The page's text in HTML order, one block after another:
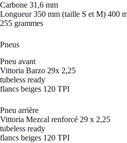
Carbone 31,6 mm
Longueur 350 mm (taille S et M) 400
255 grammes
Pneus
Pneu avant
Vittoria Barzo 29x 2,25
tubeless ready
flancs beiges 120 TPI
Pneu arrière
Vittoria Mezcal renforcé 29 x 2,25
tubeless ready
flancs beiges 120 TPI